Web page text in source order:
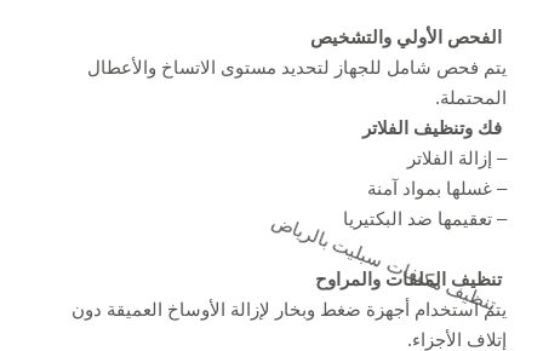
تنظيف مكيفات سبليت بالرياض
الفحص الأولي والتشخيص
يتم فحص شامل للجهاز لتحديد مستوى الاتساخ والأعطال
المحتملة.
فك وتنظيف الفلاتر
– إزالة الفلاتر
– غسلها بمواد آمنة
– تعقيمها ضد البكتيريا
تنظيف الملفات والمراوح
يتم استخدام أجهزة ضغط وبخار لإزالة الأوساخ العميقة دون
إتلاف الأجزاء.